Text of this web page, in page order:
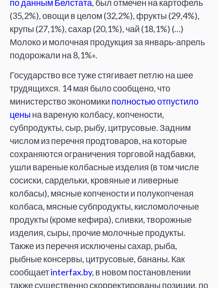
по данным Белстата, был отмечен на картофель
(35,2%), овощи в целом (32,2%), фрукты (29,4%),
крупы (27,1%), сахар (20,1%), чай (18,1%) (…)
Молоко и молочная продукция за январь-апрель
подорожали на 8,1%».
Государство все туже стягивает петлю на шее
трудящихся. 14 мая было сообщено, что
министерство экономики полностью отпустило
цены на вареную колбасу, копчености,
субпродукты, сыр, рыбу, цитрусовые. Задним
числом из перечня продтоваров, на которые
сохраняются ограничения торговой надбавки,
ушли вареные колбасные изделия (в том числе
сосиски, сардельки, кровяные и ливерные
колбасы), мясные копчености и полукопченая
колбаса, мясные субпродукты, кисломолочные
продукты (кроме кефира), сливки, творожные
изделия, сыры, прочие молочные продукты.
Также из перечня исключены сахар, рыба,
рыбные консервы, цитрусовые, бананы. Как
сообщаетinterfax.by, в новом постановлении
также существенно скорректированы позиции, по